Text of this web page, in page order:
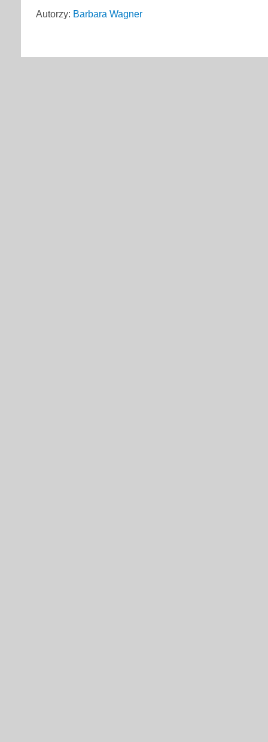
Autorzy: Barbara Wagner